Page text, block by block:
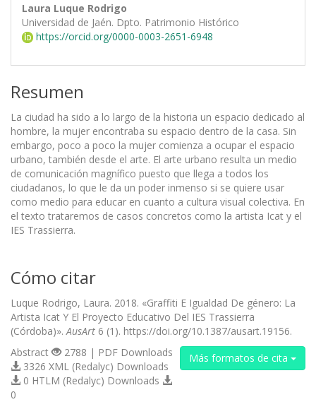
Laura Luque Rodrigo
Universidad de Jaén. Dpto. Patrimonio Histórico
https://orcid.org/0000-0003-2651-6948
Resumen
La ciudad ha sido a lo largo de la historia un espacio dedicado al
hombre, la mujer encontraba su espacio dentro de la casa. Sin
embargo, poco a poco la mujer comienza a ocupar el espacio
urbano, también desde el arte. El arte urbano resulta un medio
de comunicación magnífico puesto que llega a todos los
ciudadanos, lo que le da un poder inmenso si se quiere usar
como medio para educar en cuanto a cultura visual colectiva. En
el texto trataremos de casos concretos como la artista Icat y el
IES Trassierra.
Cómo citar
Luque Rodrigo, Laura. 2018. «Graffiti E Igualdad De género: La
Artista Icat Y El Proyecto Educativo Del IES Trassierra
(Córdoba)». AusArt 6 (1). https://doi.org/10.1387/ausart.19156.
Más formatos de cita
Abstract
2788 | PDF Downloads
3326 XML (Redalyc) Downloads
0 HTLM (Redalyc) Downloads
0